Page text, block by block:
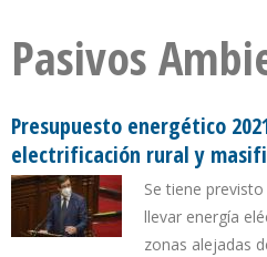
Pasivos
Presupuesto energético
electrificación rural y
Se tiene
llevar energía
zonas alejadas